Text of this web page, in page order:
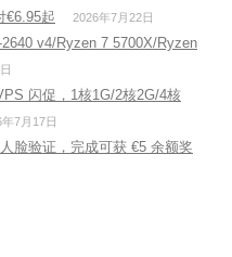
€6.95起
2026年7月22日
v4/Ryzen 7 5700X/Ryzen
闪促，1核1G/2核2G/4核
年7月17日
脸验证，完成可获 €5 余额奖